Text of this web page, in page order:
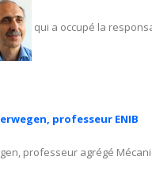
qui a occupé la
professeur ENIB
professeur agrégé